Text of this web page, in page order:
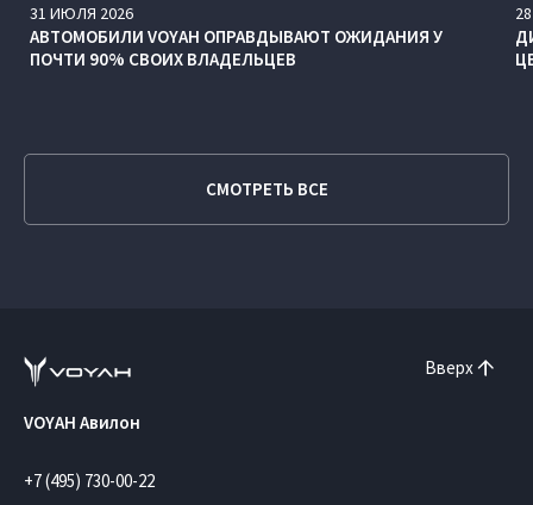
31 ИЮЛЯ 2026
АВТОМОБИЛИ VOYAH ОПРАВДЫВАЮТ ОЖИДАНИЯ У
ПОЧТИ 90% СВОИХ ВЛАДЕЛЬЦЕВ
28
СМОТРЕТЬ ВСЕ
Вверх
VOYAH Авилон
+7 (495) 730-00-22